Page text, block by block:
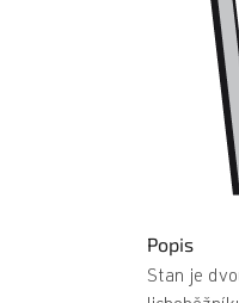
Popis
Stan je